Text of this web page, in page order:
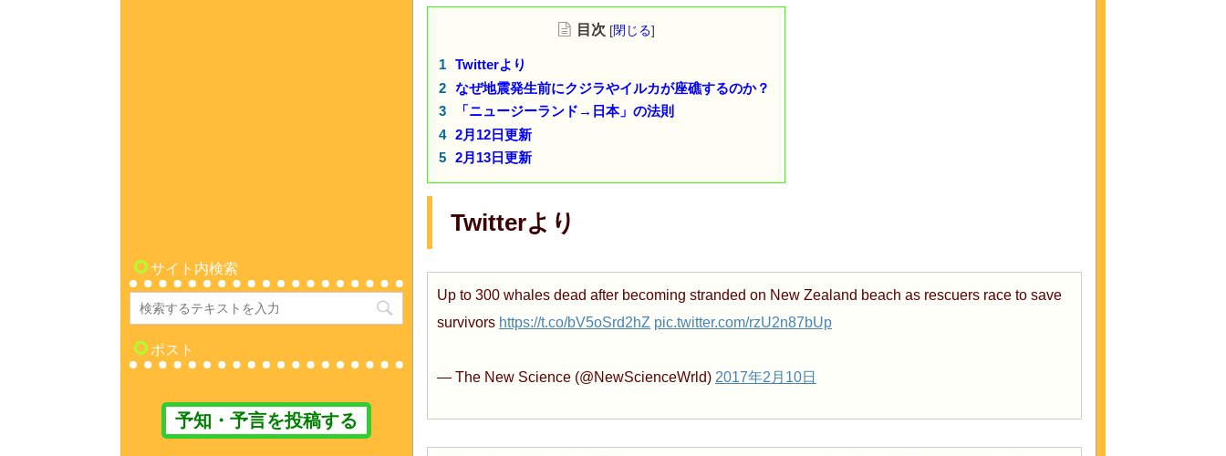
目次 [閉じる]
Twitterより
なぜ地震発生前にクジラやイルカが座礁するのか？
「ニュージーランド→日本」の法則
2月12日更新
2月13日更新
Twitterより
Up to 300 whales dead after becoming stranded on New Zealand beach as rescuers race to save
survivors https://t.co/bV5oSrd2hZ pic.twitter.com/rzU2n87bUp
— The New Science (@NewScienceWrld) 2017年2月10日
サイト内検索
ポスト
予知・予言を投稿する